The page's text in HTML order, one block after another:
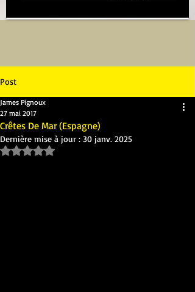
Post
Crêtes De Mar (Espagne)
James Pignoux
27 mai 2017
Dernière mise à jour : 30 janv. 2025
Noté NaN étoiles sur 5.